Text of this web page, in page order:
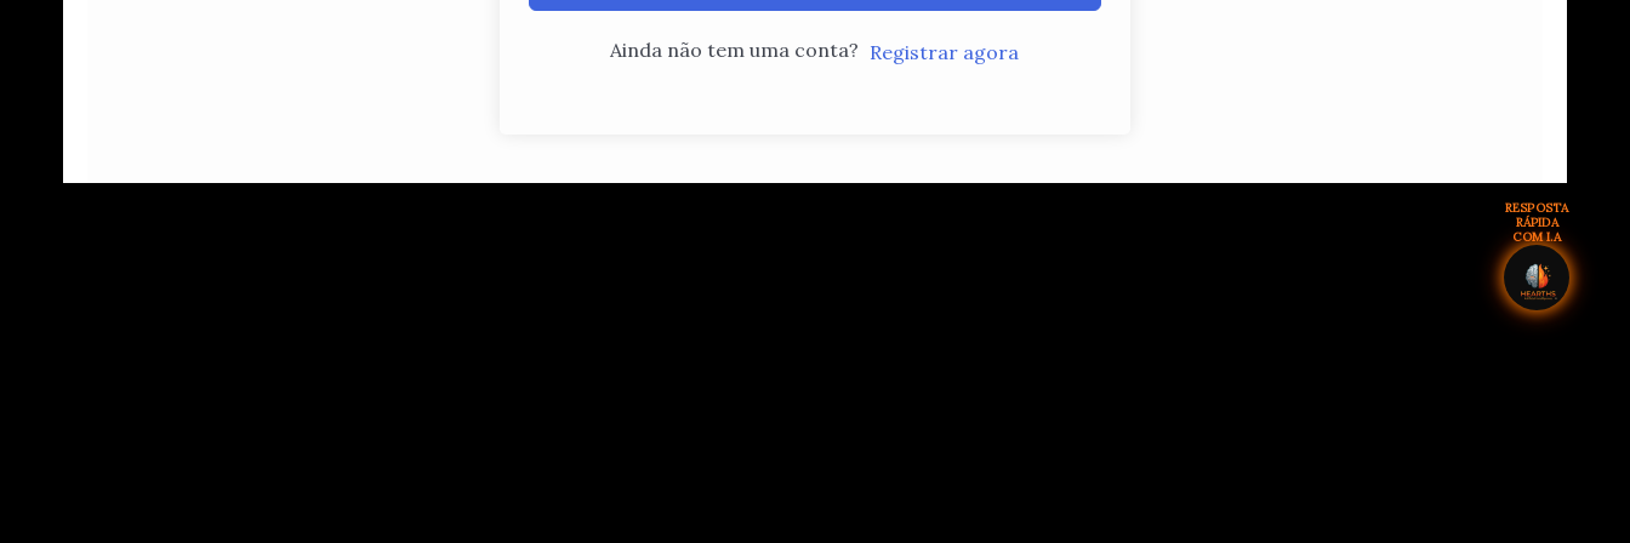
RESPOSTA
RÁPIDA
COM I.A
Ainda não tem uma conta? Registrar agora